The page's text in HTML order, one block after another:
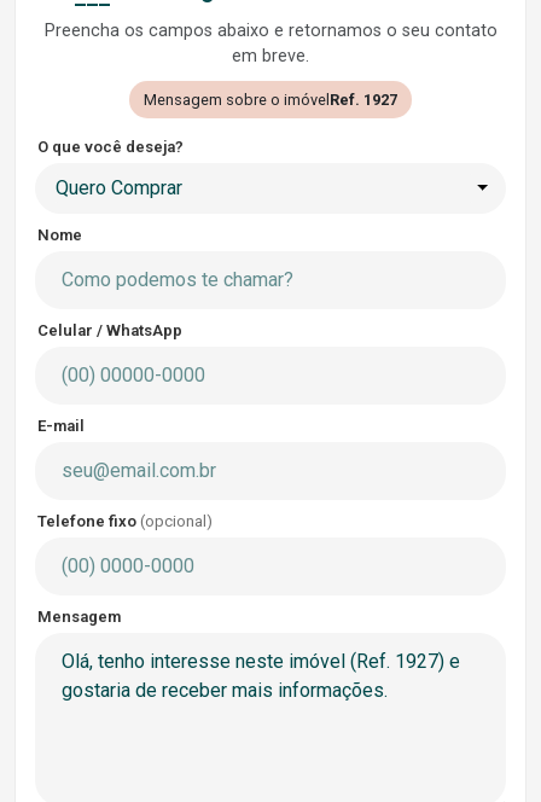
Preencha os campos abaixo e retornamos o seu contato
em breve.
Mensagem sobre o imóvel Ref. 1927
O que você deseja?
Quero Comprar
Nome
Celular / WhatsApp
E-mail
Telefone fixo (opcional)
Mensagem